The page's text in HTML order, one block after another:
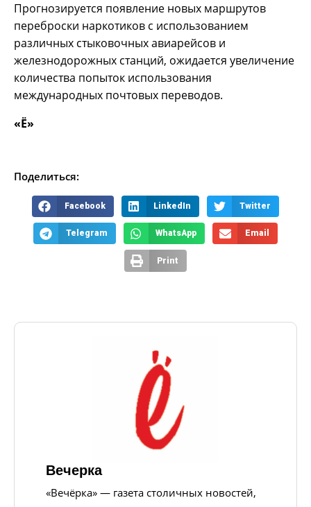
Прогнозируется появление новых маршрутов
переброски наркотиков с использованием
различных стыковочных авиарейсов и
железнодорожных станций, ожидается увеличение
количества попыток использования
международных почтовых переводов.
«Ё»
Поделиться:
Facebook LinkedIn Twitter
Telegram WhatsApp Email
Print
Вечерка
«Вечёрка» — газета столичных новостей,